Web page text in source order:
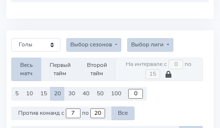
Выбор сезонов Выбор лиги
Весь
матч
Первый
тайм
Второй
тайм
На интервале с по
5 10 15 20 30 40 50 100
Против команд с по Все